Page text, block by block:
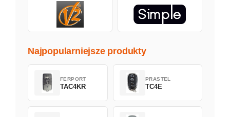
Najpopularniejsze produkty
FERPORT
TAC4KR
PRASTEL
TC4E